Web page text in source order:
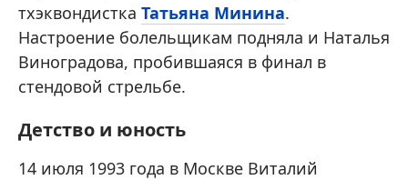
тхэквондистка Татьяна Минина.
Настроение болельщикам подняла и Наталья
Виноградова, пробившаяся в финал в
стендовой стрельбе.
Детство и юность
14 июля 1993 года в Москве Виталий